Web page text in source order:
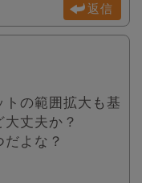
返信
の範囲拡大も基
丈夫か？
よな？